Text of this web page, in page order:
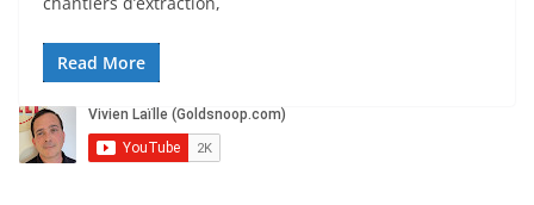
Read More